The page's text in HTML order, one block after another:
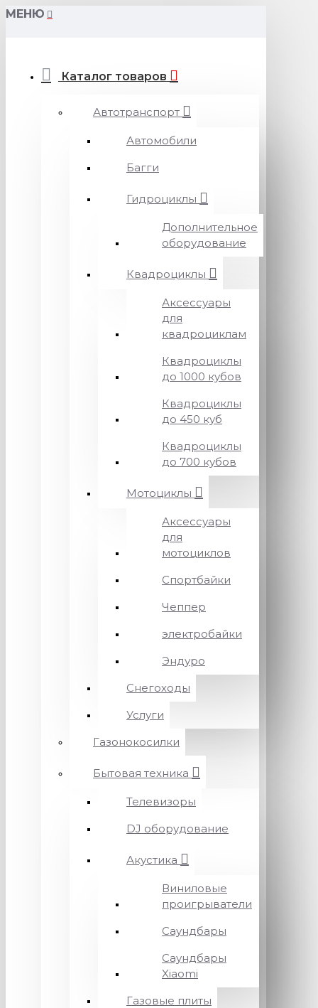
МЕНЮ
Каталог товаров
Автотранспорт
Автомобили
Багги
Гидроциклы
Дополнительное
оборудование
Квадроциклы
Аксессуары
для
квадроциклам
Квадроциклы
до 1000 кубов
Квадроциклы
до 450 куб
Квадроциклы
до 700 кубов
Мотоциклы
Аксессуары
для
мотоциклов
Спортбайки
Чеппер
электробайки
Эндуро
Снегоходы
Услуги
Газонокосилки
Бытовая техника
Телевизоры
DJ оборудование
Акустика
Виниловые
проигрыватели
Саундбары
Саундбары
Xiaomi
Газовые плиты